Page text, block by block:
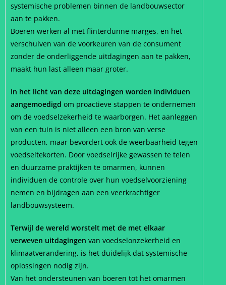
systemische problemen binnen de landbouwsector
aan te pakken.
Boeren werken al met flinterdunne marges, en het
verschuiven van de voorkeuren van de consument
zonder de onderliggende uitdagingen aan te pakken,
maakt hun last alleen maar groter.
In het licht van deze uitdagingen worden individuen
aangemoedigd om proactieve stappen te ondernemen
om de voedselzekerheid te waarborgen. Het aanleggen
van een tuin is niet alleen een bron van verse
producten, maar bevordert ook de weerbaarheid tegen
voedseltekorten. Door voedselrijke gewassen te telen
en duurzame praktijken te omarmen, kunnen
individuen de controle over hun voedselvoorziening
nemen en bijdragen aan een veerkrachtiger
landbouwsysteem.
Terwijl de wereld worstelt met de met elkaar
verweven uitdagingen van voedselonzekerheid en
klimaatverandering, is het duidelijk dat systemische
oplossingen nodig zijn.
Van het ondersteunen van boeren tot het omarmen